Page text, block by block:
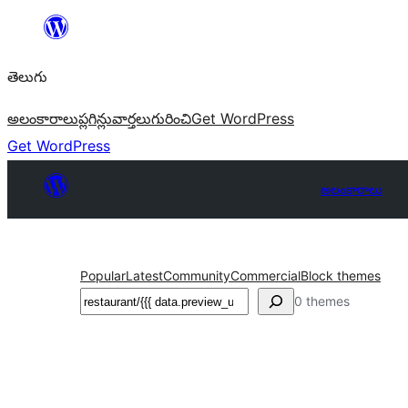
విషయానికి
తెలుగు
అలంకారాలుప్లగిన్లువార్తలుగురించిGet WordPress
Get WordPress
అలంకారాలు
PopularLatestCommunityCommercialBlock themes
వెతుకు 0 themes